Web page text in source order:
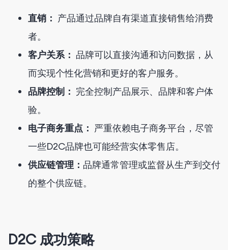
直销： 产品通过品牌自有渠道直接销售给消费
者。
客户关系： 品牌可以直接沟通和访问数据，从
而实现个性化营销和更好的客户服务。
品牌控制： 完全控制产品展示、品牌和客户体
验。
电子商务重点： 严重依赖电子商务平台，尽管
一些D2C品牌也可能经营实体零售店。
供应链管理： 品牌通常管理或监督从生产到交付
的整个供应链。
D2C 成功策略